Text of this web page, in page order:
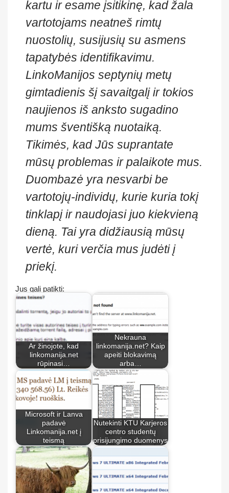
kartu ir esame įsitikinę, kad žala
vartotojams neatneš rimtų
nuostolių, susijusių su asmens
tapatybės identifikavimu.
LinkoManijos septynių metų
gimtadienis šį savaitgalį ir tokios
naujienos iš anksto sugadino
mums šventišką nuotaiką.
Tikimės, kad Jūs suprantate
mūsų problemas ir palaikote mus.
Duombazė yra nesvarbi be
vartotojų-individų, kurie kuria tokį
tinklapį ir naudojasi juo kiekvieną
dieną. Tai yra didžiausią mūsų
vertė, kuri verčia mus judėti į
priekį.
Jus gali patikti:
Ar žinojote, kad
linkomanija.net
rūpinasi…
Nekrauna
linkomanija.net? Kaip
apeiti blokavimą
arba…
Microsoft ir Lanva
padavė
Linkomanija.net į
teismą
Nutekinti KTU Karjeros
centro studentų
prisijungimo duomenys